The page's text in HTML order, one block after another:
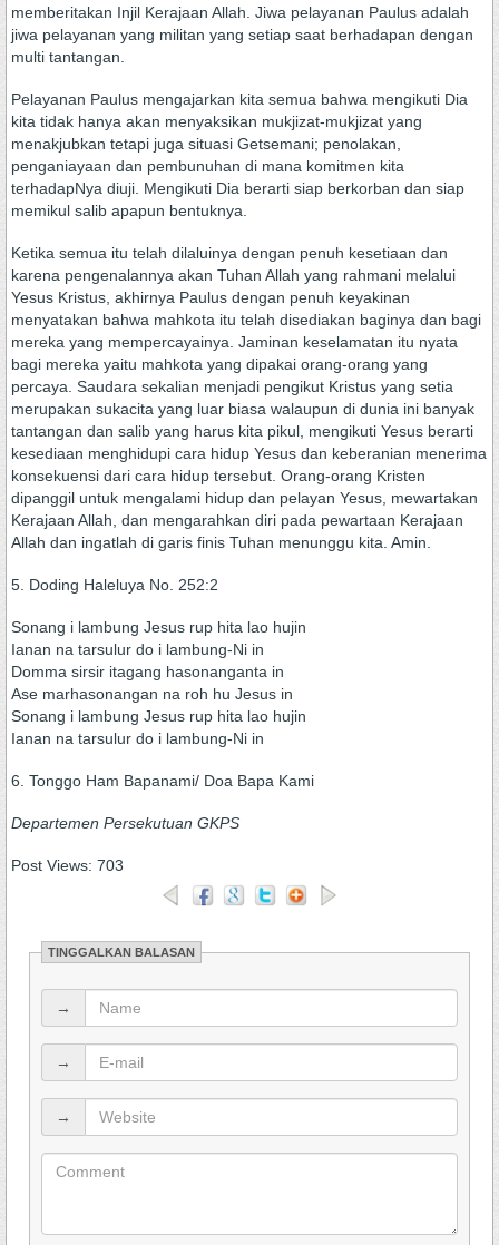
memberitakan Injil Kerajaan Allah. Jiwa pelayanan Paulus adalah
jiwa pelayanan yang militan yang setiap saat berhadapan dengan
multi tantangan.
Pelayanan Paulus mengajarkan kita semua bahwa mengikuti Dia
kita tidak hanya akan menyaksikan mukjizat-mukjizat yang
menakjubkan tetapi juga situasi Getsemani; penolakan,
penganiayaan dan pembunuhan di mana komitmen kita
terhadapNya diuji. Mengikuti Dia berarti siap berkorban dan siap
memikul salib apapun bentuknya.
Ketika semua itu telah dilaluinya dengan penuh kesetiaan dan
karena pengenalannya akan Tuhan Allah yang rahmani melalui
Yesus Kristus, akhirnya Paulus dengan penuh keyakinan
menyatakan bahwa mahkota itu telah disediakan baginya dan bagi
mereka yang mempercayainya. Jaminan keselamatan itu nyata
bagi mereka yaitu mahkota yang dipakai orang-orang yang
percaya. Saudara sekalian menjadi pengikut Kristus yang setia
merupakan sukacita yang luar biasa walaupun di dunia ini banyak
tantangan dan salib yang harus kita pikul, mengikuti Yesus berarti
kesediaan menghidupi cara hidup Yesus dan keberanian menerima
konsekuensi dari cara hidup tersebut. Orang-orang Kristen
dipanggil untuk mengalami hidup dan pelayan Yesus, mewartakan
Kerajaan Allah, dan mengarahkan diri pada pewartaan Kerajaan
Allah dan ingatlah di garis finis Tuhan menunggu kita. Amin.
5. Doding Haleluya No. 252:2
Sonang i lambung Jesus rup hita lao hujin
Ianan na tarsulur do i lambung-Ni in
Domma sirsir itagang hasonanganta in
Ase marhasonangan na roh hu Jesus in
Sonang i lambung Jesus rup hita lao hujin
Ianan na tarsulur do i lambung-Ni in
6. Tonggo Ham Bapanami/ Doa Bapa Kami
Departemen Persekutuan GKPS
Post Views: 703
TINGGALKAN BALASAN
→
→
→